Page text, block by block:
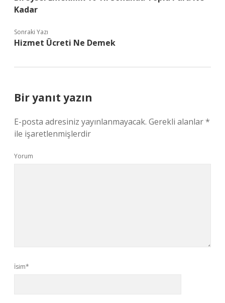
Kadar
Sonraki Yazı
Hizmet Ücreti Ne Demek
Bir yanıt yazın
E-posta adresiniz yayınlanmayacak. Gerekli alanlar*
ile işaretlenmişlerdir
Yorum
İsim*